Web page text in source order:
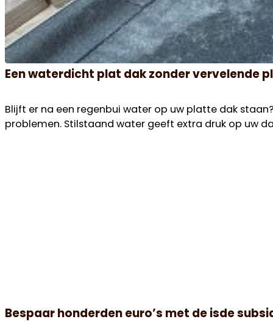
Een waterdicht plat dak zonder vervelende
Blijft er na een regenbui water op uw platte dak
problemen. Stilstaand water geeft extra druk op uw